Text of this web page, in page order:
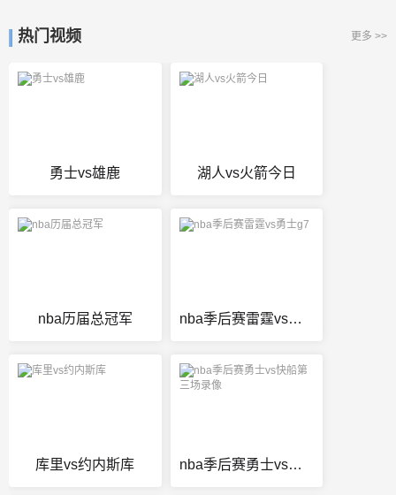
热门视频 更多 >>
勇士vs雄鹿 湖人vs火箭今日
nba历届总冠军 nba季后赛雷霆vs勇士g7
库里vs约内斯库 nba季后赛勇士vs快船第三场录像